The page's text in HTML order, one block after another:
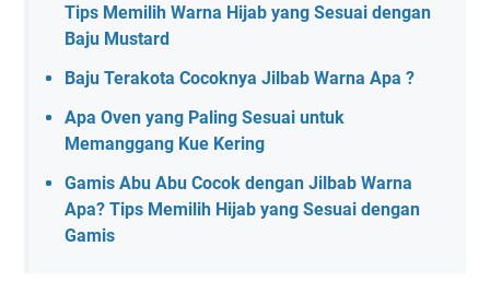
Tips Memilih Warna Hijab yang Sesuai dengan
Baju Mustard
Baju Terakota Cocoknya Jilbab Warna Apa ?
Apa Oven yang Paling Sesuai untuk
Memanggang Kue Kering
Gamis Abu Abu Cocok dengan Jilbab Warna
Apa? Tips Memilih Hijab yang Sesuai dengan
Gamis